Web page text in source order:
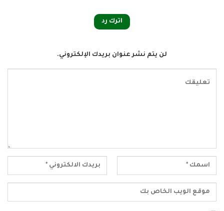
اترك رد
لن يتم نشر عنوان بريدك الإلكتروني.